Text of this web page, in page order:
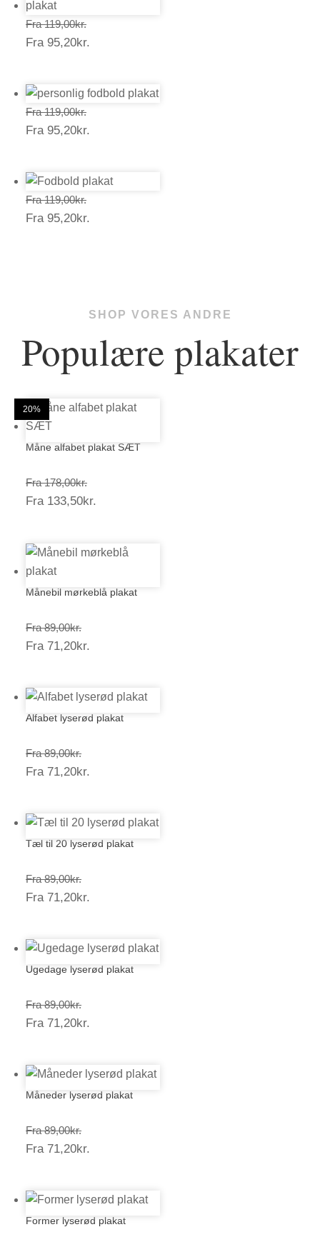
Fra 119,00kr.Prisinterval:
119,00kr.
Fra 95,20kr.
Fra 119,00kr.Prisinterval:
119,00kr.
Fra 95,20kr.
Fra 119,00kr.Prisinterval:
119,00kr.
Fra 95,20kr.
SHOP VORES ANDRE
Populære plakater
25%
Måne alfabet plakat SÆT
Fra 178,00kr.Prisinterval:
178,00kr.
Fra 133,50kr.
20%
Månebil mørkeblå plakat
Fra 89,00kr.Prisinterval:
89,00kr.
Fra 71,20kr.
20%
Alfabet lyserød plakat
Fra 89,00kr.Prisinterval:
89,00kr.
Fra 71,20kr.
20%
Tæl til 20 lyserød plakat
Fra 89,00kr.Prisinterval:
89,00kr.
Fra 71,20kr.
20%
Ugedage lyserød plakat
Fra 89,00kr.Prisinterval:
89,00kr.
Fra 71,20kr.
20%
Måneder lyserød plakat
Fra 89,00kr.Prisinterval:
89,00kr.
Fra 71,20kr.
20%
Former lyserød plakat
20%
20%
20%
20%
20%